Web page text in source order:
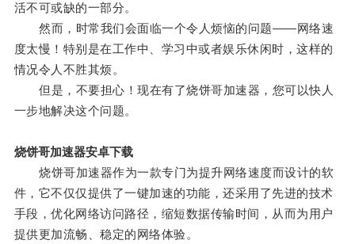
活不可或缺的一部分。
然而，时常我们会面临一个令人烦恼的问题——网络速
度太慢！特别是在工作中、学习中或者娱乐休闲时，这样的
情况令人不胜其烦。
但是，不要担心！现在有了烧饼哥加速器，您可以快人
一步地解决这个问题。
烧饼哥加速器安卓下载
烧饼哥加速器作为一款专门为提升网络速度而设计的软
件，它不仅仅提供了一键加速的功能，还采用了先进的技术
手段，优化网络访问路径，缩短数据传输时间，从而为用户
提供更加流畅、稳定的网络体验。